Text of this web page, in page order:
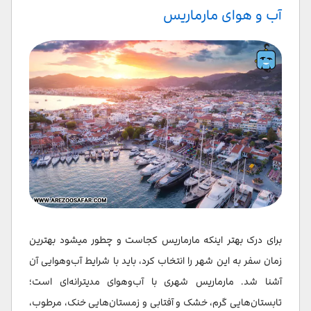
آب و هوای مارماریس
برای درک بهتر اینکه مارماریس کجاست و چطور میشود بهترین
زمان سفر به این شهر را انتخاب کرد، باید با شرایط آب‌وهوایی آن
آشنا شد. مارماریس شهری با آب‌وهوای مدیترانه‌ای است؛
تابستان‌هایی گرم، خشک و آفتابی و زمستان‌هایی خنک، مرطوب،